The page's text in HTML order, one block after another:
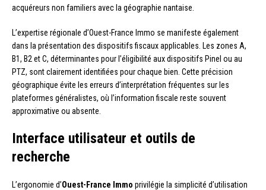
acquéreurs non familiers avec la géographie nantaise.
L’expertise régionale d’Ouest-France Immo se manifeste également
dans la présentation des dispositifs fiscaux applicables. Les zones A,
B1, B2 et C, déterminantes pour l’éligibilité aux dispositifs Pinel ou au
PTZ, sont clairement identifiées pour chaque bien. Cette précision
géographique évite les erreurs d’interprétation fréquentes sur les
plateformes généralistes, où l’information fiscale reste souvent
approximative ou absente.
Interface utilisateur et outils de
recherche
L’ergonomie d’Ouest-France Immo privilégie la simplicité d’utilisation